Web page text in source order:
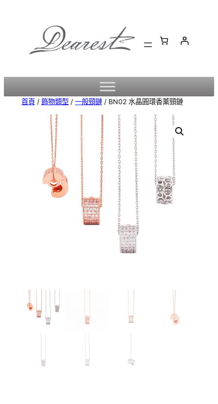
首頁/ 飾物類型 / 一般頸鏈/ BN02 水晶圓環香薰頸鏈